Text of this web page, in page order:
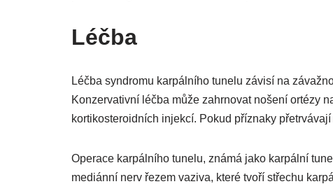
Léčba
Léčba syndromu karpálního tunelu závisí na
Konzervativní léčba může zahrnovat nošení ortézy
kortikosteroidních injekcí. Pokud příznaky
Operace karpálního tunelu, známá jako karpální
mediánní nerv řezem vaziva, které tvoří střechu